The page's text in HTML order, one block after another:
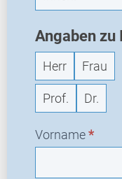
Angaben zu
Herr Frau
Prof. Dr.
Vorname*